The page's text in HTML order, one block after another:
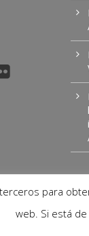
| Braga |
para
web. Si está de